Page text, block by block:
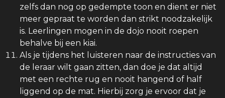
zelfs dan nog op gedempte toon en dient er niet
meer gepraat te worden dan strikt noodzakelijk
is. Leerlingen mogen in de dojo nooit roepen
behalve bij een kiai.
Als je tijdens het luisteren naar de instructies van
de leraar wilt gaan zitten, dan doe je dat altijd
met een rechte rug en nooit hangend of half
liggend op de mat. Hierbij zorg je ervoor dat je